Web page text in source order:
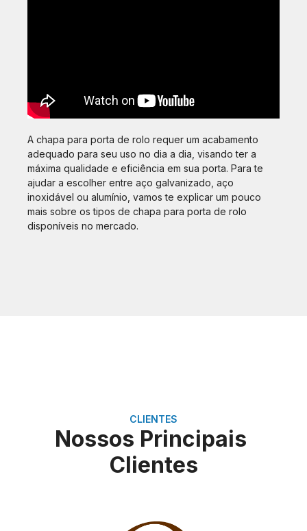
A chapa para porta de rolo requer um acabamento
adequado para seu uso no dia a dia, visando ter a
máxima qualidade e eficiência em sua porta. Para te
ajudar a escolher entre aço galvanizado, aço
inoxidável ou alumínio, vamos te explicar um pouco
mais sobre os tipos de chapa para porta de rolo
disponíveis no mercado.
CLIENTES
Nossos Principais
Clientes